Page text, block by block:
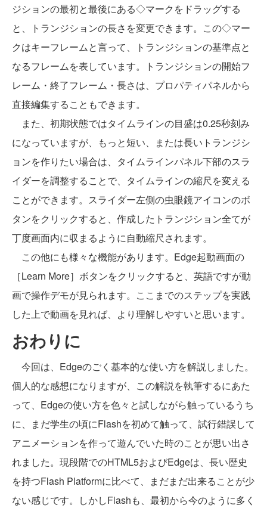
ジションの最初と最後にある◇マークをドラッグする
と、トランジションの長さを変更できます。この◇マー
クはキーフレームと言って、トランジションの基準点と
なるフレームを表しています。トランジションの開始フ
レーム・終了フレーム・長さは、プロパティパネルから
直接編集することもできます。
また、初期状態ではタイムラインの目盛は0.25秒刻み
になっていますが、もっと短い、または長いトランジシ
ョンを作りたい場合は、タイムラインパネル下部のスラ
イダーを調整することで、タイムラインの縮尺を変える
ことができます。スライダー左側の虫眼鏡アイコンのボ
タンをクリックすると、作成したトランジション全てが
丁度画面内に収まるように自動縮尺されます。
この他にも様々な機能があります。Edge起動画面の
［Learn More］ボタンをクリックすると、英語ですが動
画で操作デモが見られます。ここまでのステップを実践
した上で動画を見れば、より理解しやすいと思います。
おわりに
今回は、Edgeのごく基本的な使い方を解説しました。
個人的な感想になりますが、この解説を執筆するにあた
って、Edgeの使い方を色々と試しながら触っているうち
に、まだ学生の頃にFlashを初めて触って、試行錯誤して
アニメーションを作って遊んでいた時のことが思い出さ
れました。現段階でのHTML5およびEdgeは、長い歴史
を持つFlash Platformに比べて、まだまだ出来ることが少
ない感じです。しかしFlashも、最初から今のように多く